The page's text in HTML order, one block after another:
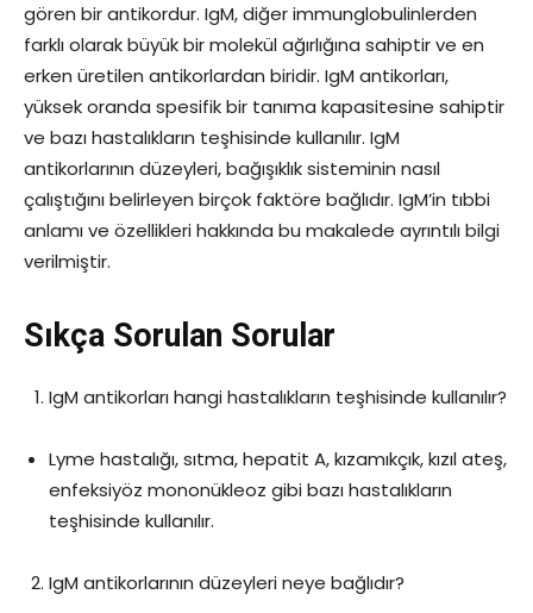
gören bir antikordur. IgM, diğer immunglobulinlerden
farklı olarak büyük bir molekül ağırlığına sahiptir ve en
erken üretilen antikorlardan biridir. IgM antikorları,
yüksek oranda spesifik bir tanıma kapasitesine sahiptir
ve bazı hastalıkların teşhisinde kullanılır. IgM
antikorlarının düzeyleri, bağışıklık sisteminin nasıl
çalıştığını belirleyen birçok faktöre bağlıdır. IgM’in tıbbi
anlamı ve özellikleri hakkında bu makalede ayrıntılı bilgi
verilmiştir.
Sıkça Sorulan Sorular
IgM antikorları hangi hastalıkların teşhisinde kullanılır?
Lyme hastalığı, sıtma, hepatit A, kızamıkçık, kızıl ateş,
enfeksiyöz mononükleoz gibi bazı hastalıkların
teşhisinde kullanılır.
IgM antikorlarının düzeyleri neye bağlıdır?